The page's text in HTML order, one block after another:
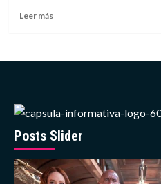
Leer másLeer
honrados
en
Premios
Juventud
Posts Slider